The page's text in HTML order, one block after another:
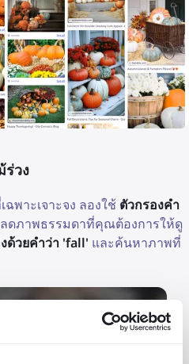
ร่วง
พาะเจาะจง ลองใช้ ตัวกรองคำ
ดภาพธรรมดาที่คุณต้องการให้ดู
ด้วยคำว่า 'fall' และค้นหาภาพที่